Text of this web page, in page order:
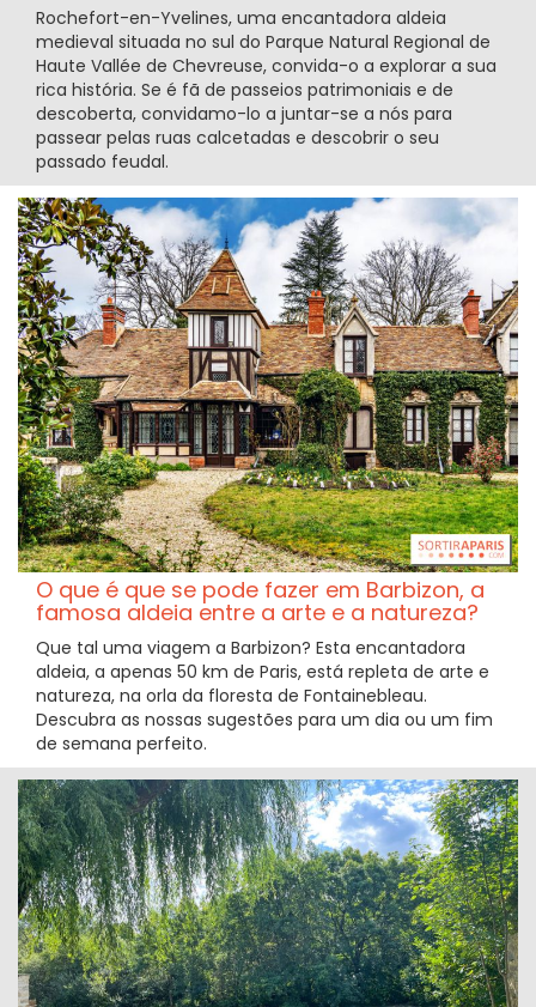
Rochefort-en-Yvelines, uma encantadora aldeia
medieval situada no sul do Parque Natural Regional de
Haute Vallée de Chevreuse, convida-o a explorar a sua
rica história. Se é fã de passeios patrimoniais e de
descoberta, convidamo-lo a juntar-se a nós para
passear pelas ruas calcetadas e descobrir o seu
passado feudal.
O que é que se pode fazer em Barbizon, a
famosa aldeia entre a arte e a natureza?
Que tal uma viagem a Barbizon? Esta encantadora
aldeia, a apenas 50 km de Paris, está repleta de arte e
natureza, na orla da floresta de Fontainebleau.
Descubra as nossas sugestões para um dia ou um fim
de semana perfeito.